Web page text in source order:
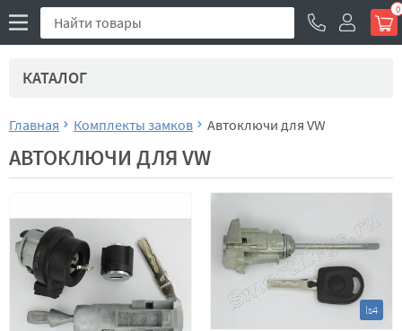
0
КАТАЛОГ
Главная Комплекты замков Автоключи для VW
АВТОКЛЮЧИ ДЛЯ VW
ls4